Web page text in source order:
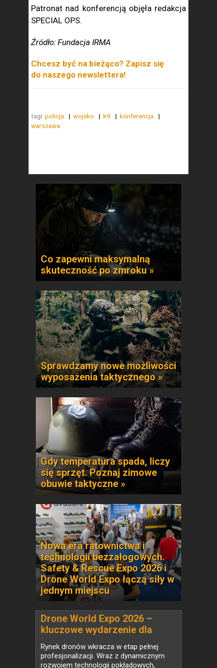
Patronat nad konferencją objęła redakcja
SPECIAL OPS.
Źródło: Fundacja IRMA
Chcesz być na bieżąco? Zapisz się
do naszego newslettera!
tagi: policja wojsko k9
konferencja
warszawa
Co zapewni maksymalną
skuteczność po zmroku »
Sprawdzamy nowe możliwości
wyposażenia taktycznego »
Gdy temperatura spada, liczy
się sprzęt. Poznaj zimowe
obuwie taktyczne »
Nowa era ratownictwa i
technologii bezzałogowych.
Safety & Rescue Expo 2026 i
Drone World Expo łączą siły w
jednym miejscu
Drone World Expo 2026 –
kluczowe wydarzenie dla
branży UAV w Polsce
Rynek dronów wkracza w etap pełnej
profesjonalizacji. Wraz z dynamicznym
rozwojem technologii pokładowych,